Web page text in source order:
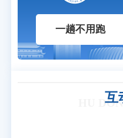
一趟不用跑
互
HU